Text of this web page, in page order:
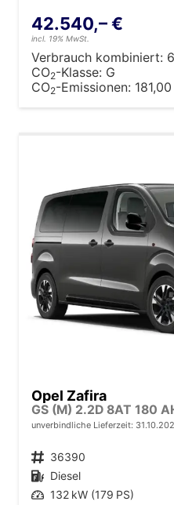
42.540,– €
incl. 19% MwSt.
Verbrauch kombiniert:
CO2-Klasse: G
CO2-Emissionen:
Opel Zafira
unverbindliche Lieferzeit:
Fahrzeugnr. 36390
Kraftstoff Diesel
Leistung 132 kW (179 PS)